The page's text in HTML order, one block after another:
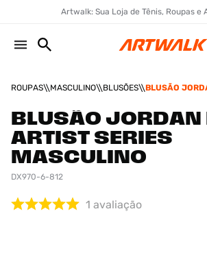
Artwalk: Sua Loja de Tênis, Roupas e
ROUPAS MASCULINO BLUSÕES
BLUSÃO
BLUSÃO JORDAN
ARTIST SERIES
MASCULINO
DX970-6-812
1 avaliação